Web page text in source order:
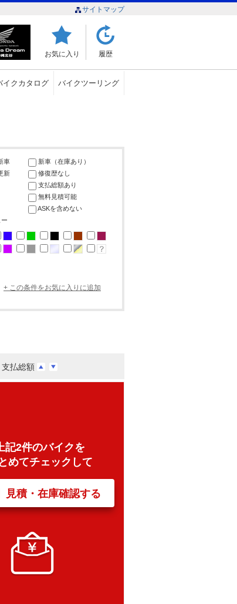
サイトマップ
お気に入り 履歴
イクカタログ バイクツーリング
車
新車（在庫あり）
新
修復歴なし
支払総額あり
無料見積可能
ASKを含めない
+ この条件をお気に入りに追加
支払総額
上記2件のバイクを
めてチェックして
見積・在庫確認する